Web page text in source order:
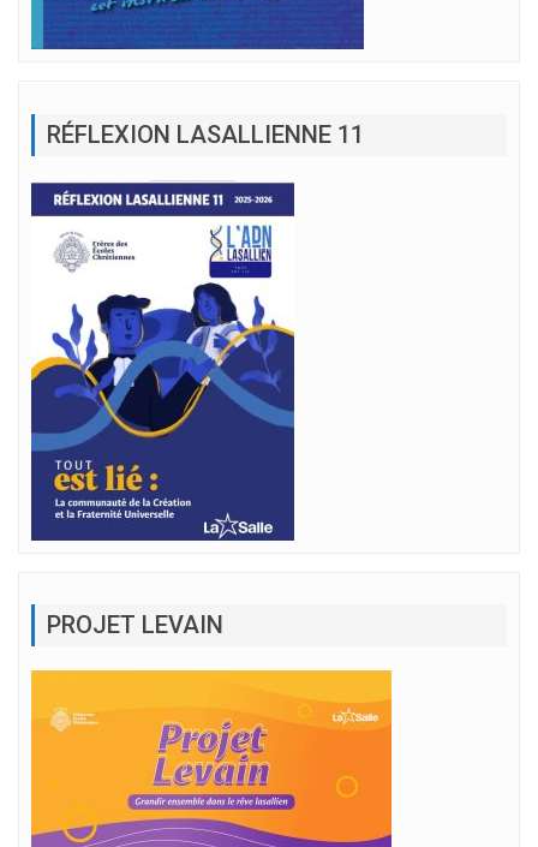
RÉFLEXION LASALLIENNE 11
PROJET LEVAIN